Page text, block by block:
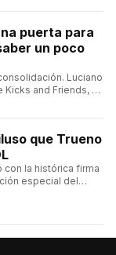
puerta para
un poco
Luciano
Kicks and Friends, el
que Trueno
con la histórica firma
especial del